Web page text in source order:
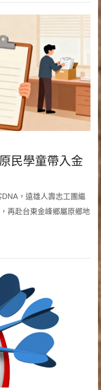
民學童帶入金
，遠雄人壽志工團繼
再赴台東金峰鄉屬原鄉地